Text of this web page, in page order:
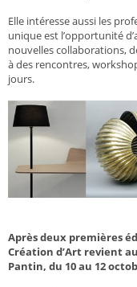
Elle intéresse aussi les
unique est l’opportunité
nouvelles collaborations,
à des rencontres,
jours.
Après deux premières
Création d’Art revient
Pantin, du 10 au 12